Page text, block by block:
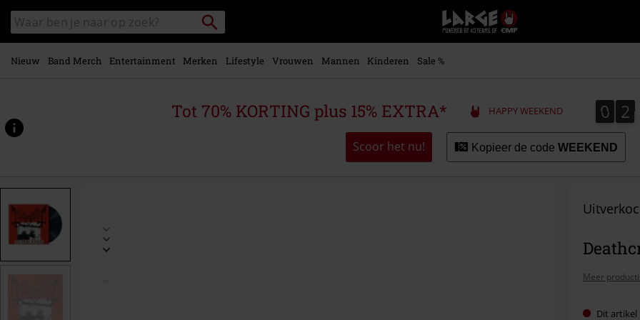
naar
hoofdinhoud
Zoek
in
catalogus
Packstation
zoeken
Large
–
Muziek-,
+
kleding
Nieuw Band Merch Entertainment Merken Lifestyle Vrouwen Mannen Kinderen Sale %
Tot 70% KORTING plus 15% EXTRA* HAPPY WEEKEND 0
0 2
2
Scoor het nu! Kopieer de code WEEKEND
www.large.be/p/deathcrush/445250St.html
Meer
Dit artikel